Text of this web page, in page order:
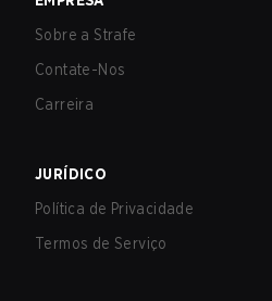
Sobre a Strafe
Contate-Nos
Carreira
JURÍDICO
Política de Privacidade
Termos de Serviço